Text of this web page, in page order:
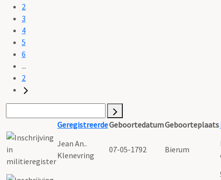
2
3
4
5
6
...
2
GeregistreerdeGeboortedatumGeboorteplaats
Jean An..
Klenevring
07-05-1792 Bierum